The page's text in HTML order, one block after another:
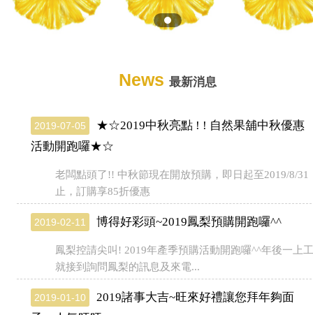
News 最新消息
2019-07-05
★☆2019中秋亮點 ! ! 自然果舖中秋優惠
活動開跑囉★☆
老闆點頭了!! 中秋節現在開放預購，即日起至2019/8/31
止，訂購享85折優惠
2019-02-11 博得好彩頭~2019鳳梨預購開跑囉^^
鳳梨控請尖叫! 2019年產季預購活動開跑囉^^年後一上
就接到詢問鳳梨的訊息及來電...
2019-01-10
2019諸事大吉~旺來好禮讓您拜年夠面